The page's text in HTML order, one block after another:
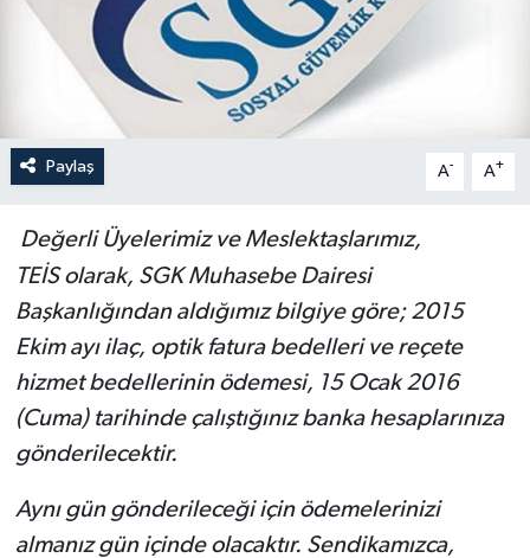
Paylaş A- A+
Değerli Üyelerimiz ve Meslektaşlarımız,
TEİS olarak, SGK Muhasebe Dairesi
Başkanlığından aldığımız bilgiye göre; 2015
Ekim ayı ilaç, optik fatura bedelleri ve reçete
hizmet bedellerinin ödemesi, 15 Ocak 2016
(Cuma) tarihinde çalıştığınız banka hesaplarınıza
gönderilecektir.
Aynı gün gönderileceği için ödemelerinizi
almanız gün içinde olacaktır. Sendikamızca,